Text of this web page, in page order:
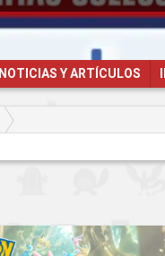
NOTICIAS Y ARTÍCULOS